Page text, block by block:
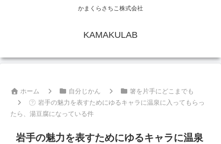
かまくらさちこ株式会社
KAMAKULAB
ホーム 自分じかん
箸を片手にどこまでも
岩手の魅力を表すためにゆるキャラに温泉に入ってもらっ
たら、湯豆腐になっている件
岩手の魅力を表すためにゆるキャラに温泉